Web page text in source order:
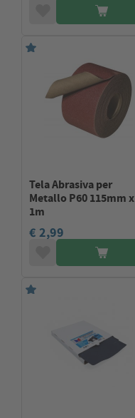
Tela Abrasiva per
Metallo P60 115mm x
1m
€ 2,99